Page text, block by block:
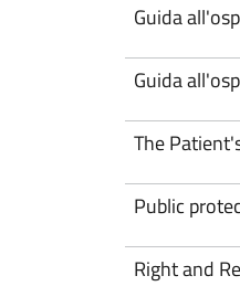
Guida
Guida
The
Public
Right and